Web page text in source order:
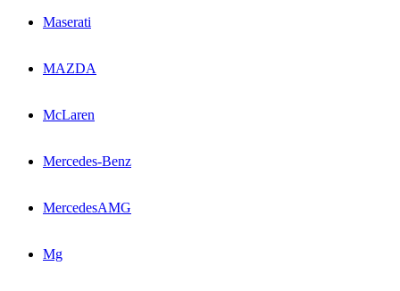
Maserati
MAZDA
McLaren
Mercedes-Benz
MercedesAMG
Mg